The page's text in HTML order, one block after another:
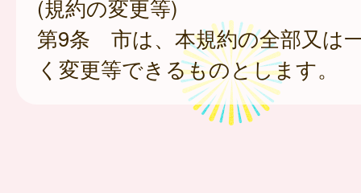
(規約の変更等)
第9条 市は、本規約の全部又は
く変更等できるものとします。